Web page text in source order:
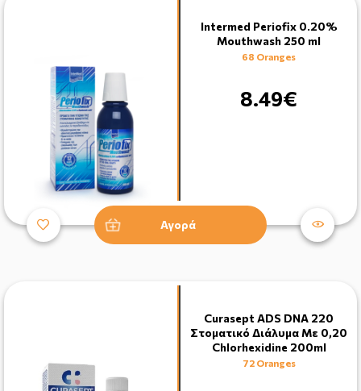
Intermed Periofix 0.20%
Mouthwash 250 ml
68 Oranges
8.49€
Αγορά
Curasept ADS DNA 220
Στοματικό Διάλυμα Με 0,20
Chlorhexidine 200ml
72 Oranges